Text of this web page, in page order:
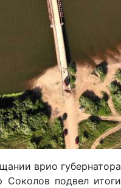
врио губернатора
Соколов подвел итоги